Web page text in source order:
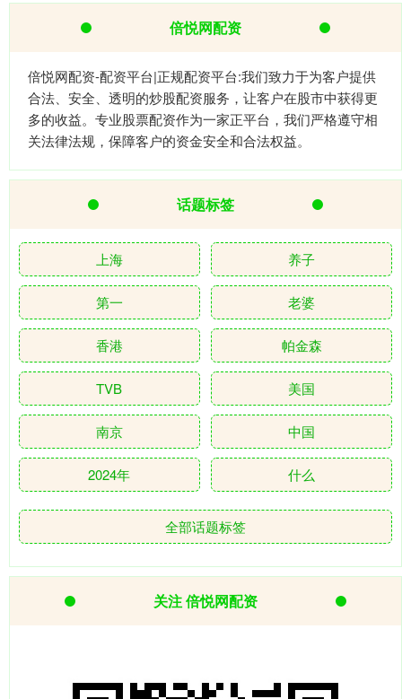
倍悦网配资
倍悦网配资-配资平台|正规配资平台:我们致力于为客户提供
合法、安全、透明的炒股配资服务，让客户在股市中获得更
多的收益。专业股票配资作为一家正平台，我们严格遵守相
关法律法规，保障客户的资金安全和合法权益。
话题标签
上海 养子
第一 老婆
香港 帕金森
TVB 美国
南京 中国
2024年 什么
全部话题标签
关注 倍悦网配资